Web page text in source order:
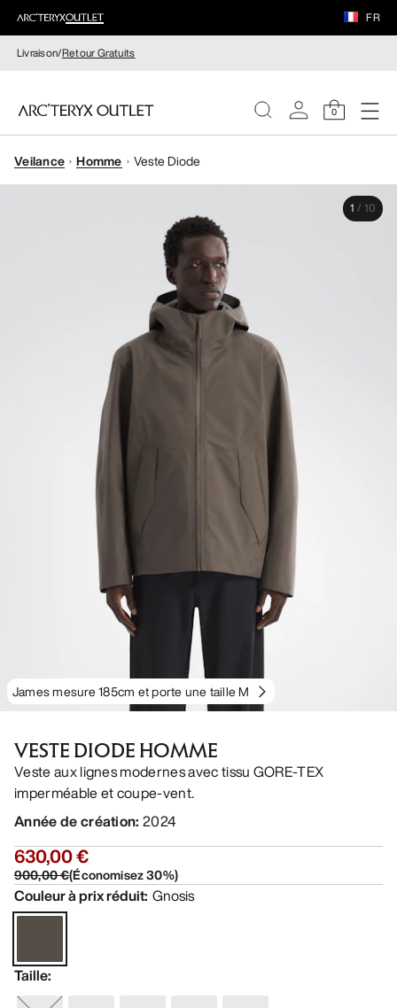
FR
Livraison/Retour Gratuits
0
FEMME
Veilance Homme Veste Diode
James mesure 185cm et porte une taille M
1 / 10
VESTE DIODE HOMME
Veste aux lignes modernes avec tissu GORE-TEX
imperméable et coupe-vent.
Année de création: 2024
630,00 €
900,00 €(Économisez30%)
Couleur à prix réduit: Gnosis
Taille: